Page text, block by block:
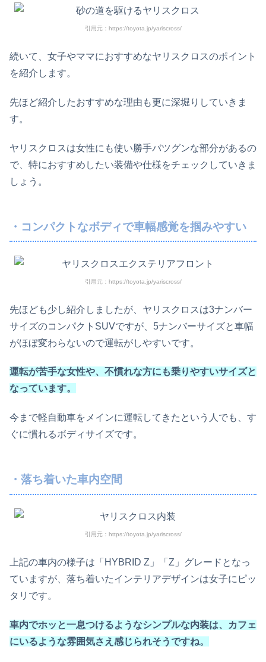
引用元：https://toyota.jp/yariscross/
続いて、女子やママにおすすめなヤリスクロスのポイント
を紹介します。
先ほど紹介したおすすめな理由も更に深堀りしていきま
す。
ヤリスクロスは女性にも使い勝手バツグンな部分があるの
で、特におすすめしたい装備や仕様をチェックしていきま
しょう。
・コンパクトなボディで車幅感覚を掴みやすい
引用元：https://toyota.jp/yariscross/
先ほども少し紹介しましたが、ヤリスクロスは3ナンバー
サイズのコンパクトSUVですが、5ナンバーサイズと車幅
がほぼ変わらないので運転がしやすいです。
運転が苦手な女性や、不慣れな方にも乗りやすいサイズと
なっています。
今まで軽自動車をメインに運転してきたという人でも、す
ぐに慣れるボディサイズです。
・落ち着いた車内空間
引用元：https://toyota.jp/yariscross/
上記の車内の様子は「HYBRID Z」「Z」グレードとなっ
ていますが、落ち着いたインテリアデザインは女子にピッ
タリです。
車内でホッと一息つけるようなシンプルな内装は、カフェ
にいるような雰囲気さえ感じられそうですね。